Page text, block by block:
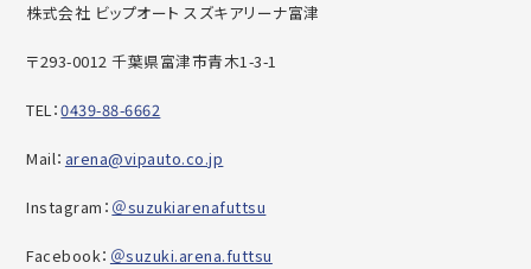
株式会社 ビップオート スズキアリーナ富津
〒293-0012 千葉県富津市青木1-3-1
TEL：0439-88-6662
Mail： arena@vipauto.co.jp
Instagram： ＠suzukiarenafuttsu
Facebook： ＠suzuki.arena.futtsu